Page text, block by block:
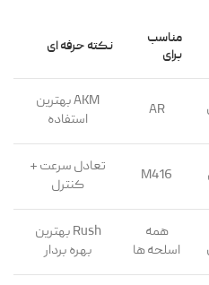
مناسب
برای
نکته حرفه ای
AR
AKM بهترین
استفاده
M416
تعادل سرعت +
کنترل
همه
اسلحه ها
Rush بهترین
بهره بردار